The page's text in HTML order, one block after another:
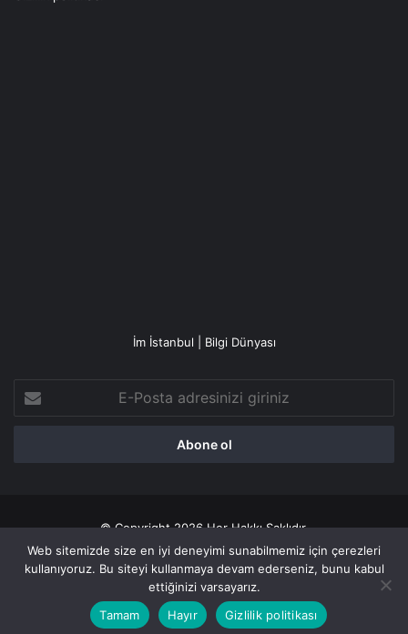
İm İstanbul | Bilgi Dünyası
Posta
adresinizi
© Copyright 2026 Her Hakkı Saklıdır.
Gizlilik politikası
Facebook
X YouTubeInstagram
Web sitemizde size en iyi deneyimi sunabilmemiz için çerezleri
kullanıyoruz. Bu siteyi kullanmaya devam ederseniz, bunu kabul
ettiğinizi varsayarız.
Tamam
Hayır Gizlilik politikası